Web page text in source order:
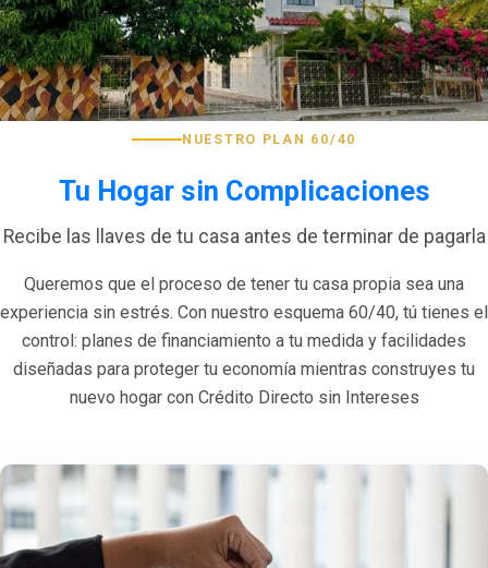
NUESTRO PLAN 60/40
Tu Hogar sin Complicaciones
Recibe las llaves de tu casa antes de terminar de pagarla
Queremos que el proceso de tener tu casa propia sea una
experiencia sin estrés. Con nuestro esquema 60/40, tú tienes el
control: planes de financiamiento a tu medida y facilidades
diseñadas para proteger tu economía mientras construyes tu
nuevo hogar con Crédito Directo sin Intereses